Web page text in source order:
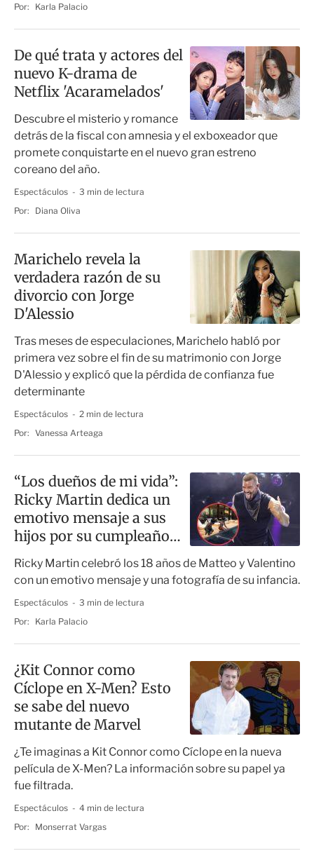
Por:
Karla Palacio
De qué trata y actores del
nuevo K-drama de
Netflix 'Acaramelados'
Descubre el misterio y romance
detrás de la fiscal con amnesia y el exboxeador que
promete conquistarte en el nuevo gran estreno
coreano del año.
Espectáculos
3 min de lectura
Por:
Diana Oliva
Marichelo revela la
verdadera razón de su
divorcio con Jorge
D'Alessio
Tras meses de especulaciones, Marichelo habló por
primera vez sobre el fin de su matrimonio con Jorge
D'Alessio y explicó que la pérdida de confianza fue
determinante
Espectáculos
2 min de lectura
Por: Vanessa Arteaga
“Los dueños de mi vida”:
Ricky Martin dedica un
emotivo mensaje a sus
hijos por su cumpleaños
Ricky Martin celebró los 18 años de Matteo y Valentino
con un emotivo mensaje y una fotografía de su infancia.
Espectáculos
3 min de lectura
Por:
Karla Palacio
¿Kit Connor como
Cíclope en X-Men? Esto
se sabe del nuevo
mutante de Marvel
¿Te imaginas a Kit Connor como Cíclope en la nueva
película de X-Men? La información sobre su papel ya
fue filtrada.
Espectáculos
4 min de lectura
Por:
Monserrat Vargas